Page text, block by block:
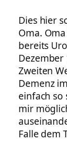
Dies hier
Oma.
bereits
Dezember
Zweiten
Demenz
einfach so
mir
Falle dem